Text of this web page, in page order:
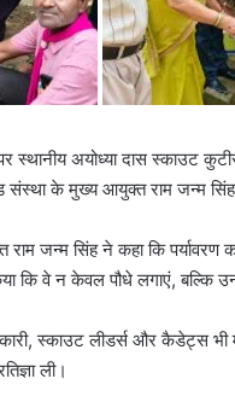
स्थानीय अयोध्या दास स्काउट
के मुख्य आयुक्त राम जन्म
जन्म सिंह ने कहा कि पर्यावरण
कि वे न केवल पौधे लगाएं,
स्काउट लीडर्स और कैडेट्स
ली।